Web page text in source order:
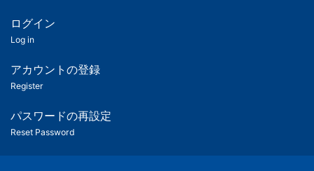
ツ
匿
名
ユ
ー
ログイン
Log in
アカウントの登録
Register
パスワードの再設定
Reset Password